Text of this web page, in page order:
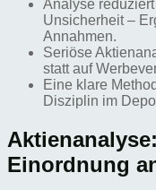
Analyse
Unsicherheit –
Annahmen.
Seriöse
statt auf
Eine klare
Disziplin im
Einordnung